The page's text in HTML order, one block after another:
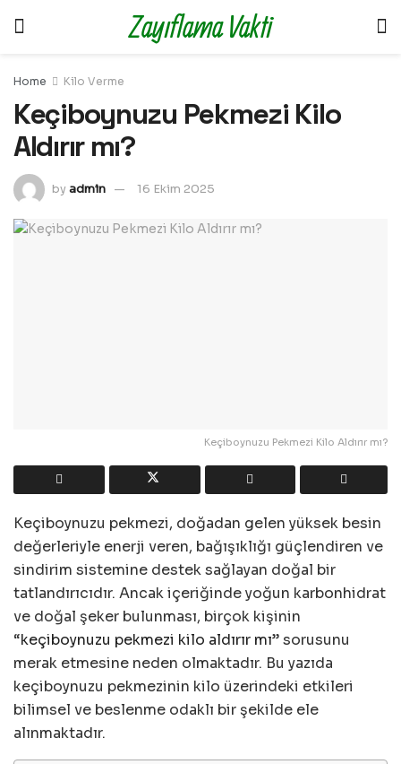
Zayıflama Vakti
Home Kilo Verme
Keçiboynuzu Pekmezi Kilo
Aldırır mı?
byadmin 16 Ekim 2025
Keçiboynuzu Pekmezi Kilo Aldırır mı?
Keçiboynuzu pekmezi, doğadan gelen yüksek besin
değerleriyle enerji veren, bağışıklığı güçlendiren ve
sindirim sistemine destek sağlayan doğal bir
tatlandırıcıdır. Ancak içeriğinde yoğun karbonhidrat
ve doğal şeker bulunması, birçok kişinin
“keçiboynuzu pekmezi kilo aldırır mı” sorusunu
merak etmesine neden olmaktadır. Bu yazıda
keçiboynuzu pekmezinin kilo üzerindeki etkileri
bilimsel ve beslenme odaklı bir şekilde ele
alınmaktadır.